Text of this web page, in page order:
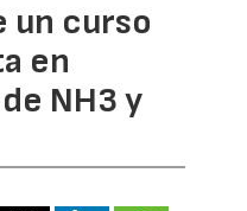
curso
en
NH3 y